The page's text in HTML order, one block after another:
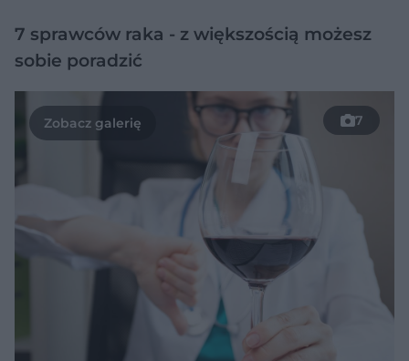
7 sprawców raka - z większością możesz
sobie poradzić
7